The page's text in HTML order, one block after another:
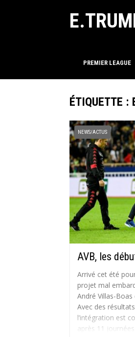
PREMIER LEAGUE
ÉTIQUETTE :
NEWS/ACTUS
AVB, les
Arrivé cet été
projet mal
André Villas-
Avec des
l’intégration est
après 11